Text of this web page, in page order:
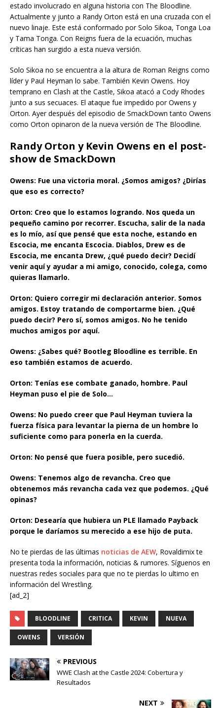
estado involucrado en alguna historia con The Bloodline.
Actualmente y junto a Randy Orton está en una cruzada con el
nuevo linaje. Este está conformado por Solo Sikoa, Tonga Loa
y Tama Tonga. Con Reigns fuera de la ecuación, muchas
críticas han surgido a esta nueva versión.
Solo Sikoa no se encuentra a la altura de Roman Reigns como
líder y Paul Heyman lo sabe. También Kevin Owens. Hoy
temprano en Clash at the Castle, Sikoa atacó a Cody Rhodes
junto a sus secuaces. El ataque fue impedido por Owens y
Orton. Ayer después del episodio de SmackDown tanto Owens
como Orton opinaron de la nueva versión de The Bloodline.
Randy Orton y Kevin Owens en el post-
show de SmackDown
Owens: Fue una victoria moral. ¿Somos amigos? ¿Dirías
que eso es correcto?
Orton: Creo que lo estamos logrando. Nos queda un
pequeño camino por recorrer. Escucha, salir de la nada
es lo mío, así que pensé que esta noche, estando en
Escocia, me encanta Escocia. Diablos, Drew es de
Escocia, me encanta Drew, ¿qué puedo decir? Decidí
venir aquí y ayudar a mi amigo, conocido, colega, como
quieras llamarlo.
Orton: Quiero corregir mi declaración anterior. Somos
amigos. Estoy tratando de comportarme bien. ¿Qué
puedo decir? Pero sí, somos amigos. No he tenido
muchos amigos por aquí.
Owens: ¿Sabes qué? Bootleg Bloodline es terrible. En
eso también estamos de acuerdo.
Orton: Tenías ese combate ganado, hombre. Paul
Heyman puso el pie de Solo…
Owens: No puedo creer que Paul Heyman tuviera la
fuerza física para levantar la pierna de un hombre lo
suficiente como para ponerla en la cuerda.
Orton: No pensé que fuera posible, pero sucedió.
Owens: Tenemos algo de revancha. Creo que
obtenemos más revancha cada vez que podemos. ¿Qué
opinas?
Orton: Desearía que hubiera un PLE llamado Payback
porque le daríamos su merecido a ese hijo de puta.
No te pierdas de las últimas noticias de AEW, Rovaldimix te
presenta toda la información, noticias & rumores. Síguenos en
nuestras redes sociales para que no te pierdas lo ultimo en
información del Wrestling.
[ad_2]
BLOODLINE CRITICA KEVIN NUEVA
OWENS VERSIÓN
PREVIOUS
WWE Clash at the Castle 2024: Cobertura y
Resultados
NEXT